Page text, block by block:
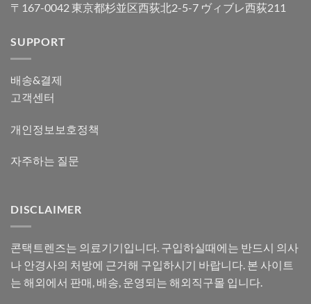
〒167-0042 東京都杉並区西荻北2-5-7 ヴィブレ西荻211
SUPPORT
배송&결제
고객센터
개인정보보호정책
자주하는 질문
DISCLAIMER
콘택트렌즈는 의료기기입니다. 구입하실때에는 반드시 의사
나 안경사의 처방에 근거해 구입하시기 바랍니다. 본 사이트
는 해외에서 판매, 배송, 운영되는 해외직구몰 입니다.